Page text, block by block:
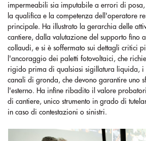
impermeabili sia imputabile a errori di
la qualifica e la competenza dell'operatore
principale. Ha illustrato la gerarchia delle
cantiere, dalla valutazione del supporto fino
collaudi, e si è soffermato sui dettagli critici
l'ancoraggio dei paletti fotovoltaici, che
rigido prima di qualsiasi sigillatura liquida, i
canali di gronda, che devono garantire uno
l'esterno. Ha infine ribadito il valore
di cantiere, unico strumento in grado di
in caso di contestazioni o sinistri.